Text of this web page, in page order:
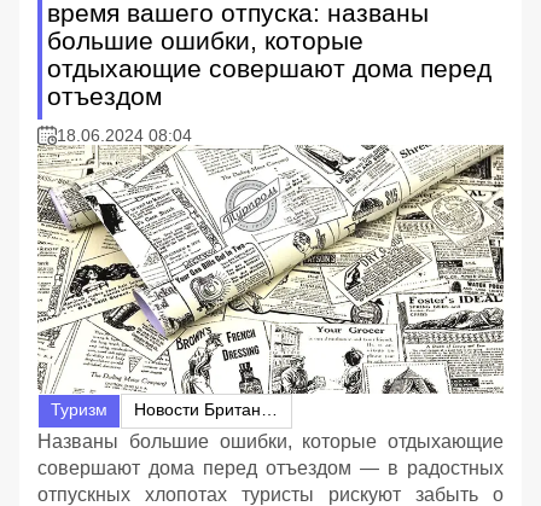
время вашего отпуска: названы
большие ошибки, которые
отдыхающие совершают дома перед
отъездом
18.06.2024 08:04
Туризм
Названы большие ошибки, которые отдыхающие
совершают дома перед отъездом — в радостных
отпускных хлопотах туристы рискуют забыть о